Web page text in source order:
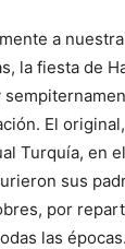
a
la fiesta de
El
Turquía, en
sus
por
las